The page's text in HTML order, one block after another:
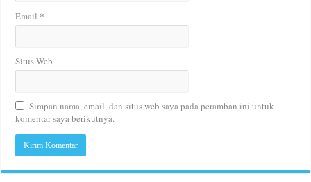
Email *
Situs Web
Simpan nama, email, dan situs web saya pada peramban ini untuk
komentar saya berikutnya.